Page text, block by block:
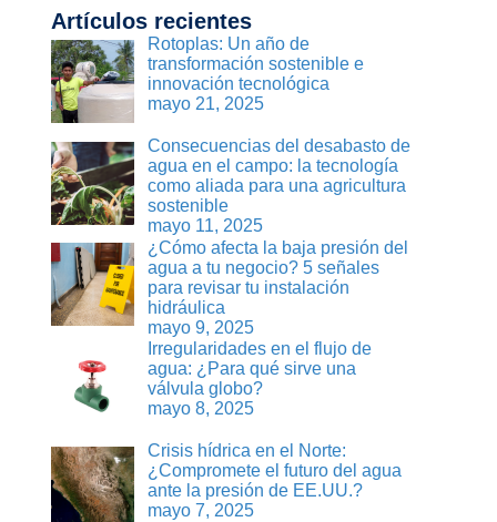
Artículos recientes
Rotoplas: Un año de
transformación sostenible e
innovación tecnológica
mayo 21, 2025
Consecuencias del desabasto de
agua en el campo: la tecnología
como aliada para una agricultura
sostenible
mayo 11, 2025
¿Cómo afecta la baja presión del
agua a tu negocio? 5 señales
para revisar tu instalación
hidráulica
mayo 9, 2025
Irregularidades en el flujo de
agua: ¿Para qué sirve una
válvula globo?
mayo 8, 2025
Crisis hídrica en el Norte:
¿Compromete el futuro del agua
ante la presión de EE.UU.?
mayo 7, 2025